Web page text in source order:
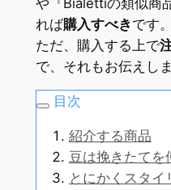
れば購入すべき です。
ただ、購入する上で
で、それもお伝えしま
目次
紹介する商品
豆は挽きたてを
とにかくスタ